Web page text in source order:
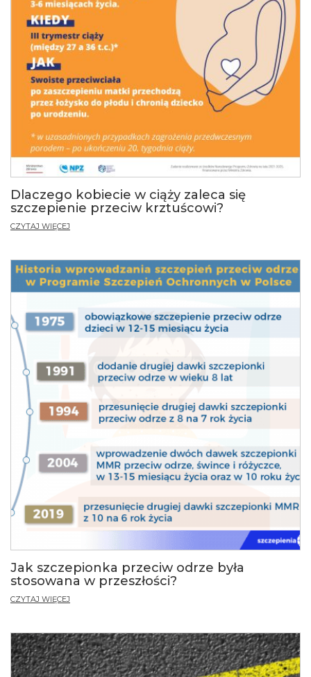
Dlaczego kobiecie w ciąży zaleca się
szczepienie przeciw krztuścowi?
CZYTAJ WIĘCEJ
Jak szczepionka przeciw odrze była
stosowana w przeszłości?
CZYTAJ WIĘCEJ